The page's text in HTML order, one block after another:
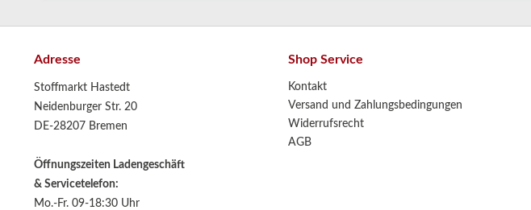
Adresse
Stoffmarkt Hastedt
Neidenburger Str. 20
DE-28207 Bremen
Öffnungszeiten Ladengeschäft
& Servicetelefon:
Mo.-Fr. 09-18:30 Uhr
Shop Service
Kontakt
Versand und Zahlungsbedingungen
Widerrufsrecht
AGB